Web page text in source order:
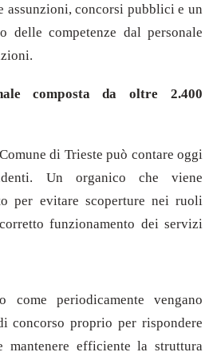
assunzioni, concorsi pubblici e un
delle competenze dal personale
composta da oltre 2.400
di Trieste può contare oggi
Un organico che viene
per evitare scoperture nei ruoli
funzionamento dei servizi
come periodicamente vengano
concorso proprio per rispondere
mantenere efficiente la struttura